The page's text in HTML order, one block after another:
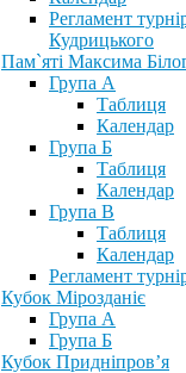
Регламент
Кудрицького
Пам`яті Максима
Група А
Таблиця
Календар
Група Б
Таблиця
Календар
Група В
Таблиця
Календар
Регламент
Кубок Мірозданіє
Група А
Група Б
Кубок Придніпров’я